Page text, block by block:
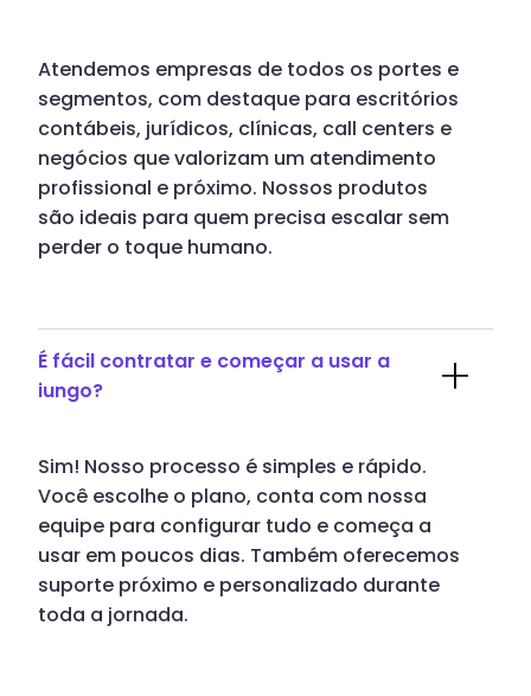
Atendemos empresas de todos os portes e
segmentos, com destaque para escritórios
contábeis, jurídicos, clínicas, call centers e
negócios que valorizam um atendimento
profissional e próximo. Nossos produtos
são ideais para quem precisa escalar sem
perder o toque humano.
É fácil contratar e começar a usar a
iungo?
Sim! Nosso processo é simples e rápido.
Você escolhe o plano, conta com nossa
equipe para configurar tudo e começa a
usar em poucos dias. Também oferecemos
suporte próximo e personalizado durante
toda a jornada.